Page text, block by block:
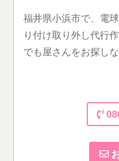
福井県小浜市で、電
り付け取り外し代行
でも屋さんをお探し